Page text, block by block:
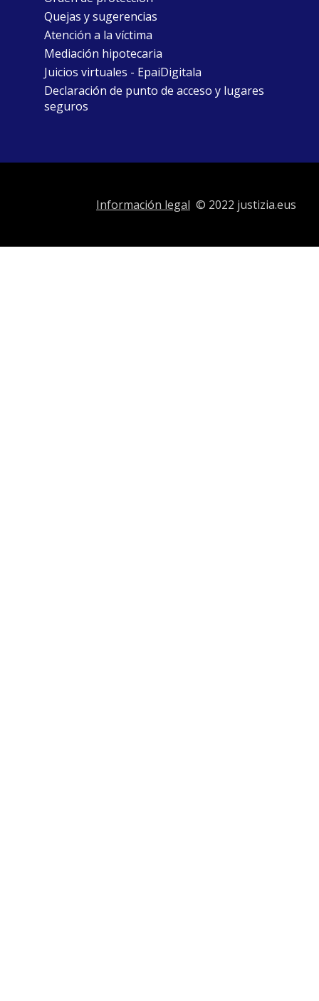
Quejas y sugerencias
Atención a la víctima
Mediación hipotecaria
Juicios virtuales - EpaiDigitala
Declaración de punto de acceso y lugares
seguros
Información legal © 2022 justizia.eus